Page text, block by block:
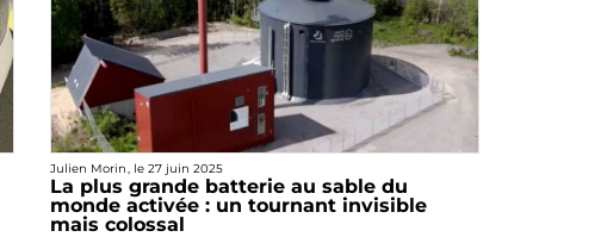
Julien Morin, le 27 juin 2025
La plus grande batterie au sable du
monde activée : un tournant invisible
mais colossal